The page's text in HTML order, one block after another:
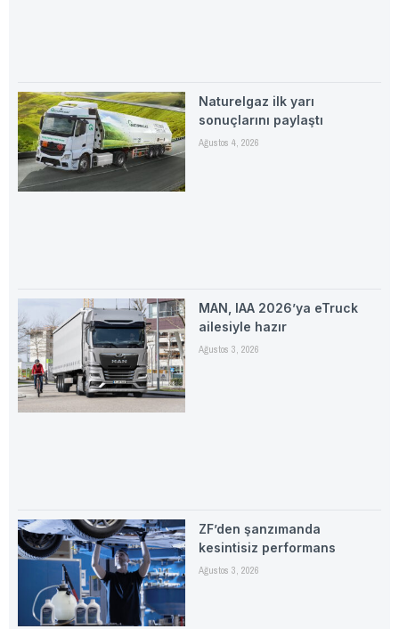
Naturelgaz ilk yarı
sonuçlarını paylaştı
Ağustos 4, 2026
MAN, IAA 2026’ya eTruck
ailesiyle hazır
Ağustos 3, 2026
ZF’den şanzımanda
kesintisiz performans
Ağustos 3, 2026